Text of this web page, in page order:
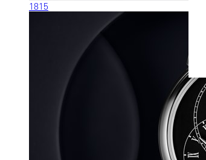
1815